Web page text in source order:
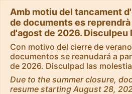
Amb motiu del tancament
de documents es
d'agost de 2026. Disculpeu
Con motivo del cierre de
documentos se reanudará a
de 2026. Disculpad las
Due to the summer closure,
resume starting August 28,